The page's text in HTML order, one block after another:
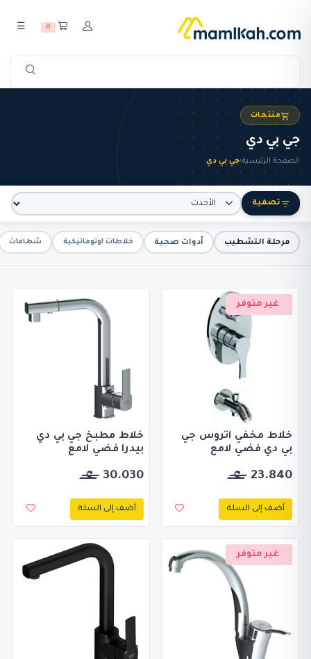
0
☰
منتجات
جي بي دي
الصفحة الرئيسية›جي بي دي
تصفية
مرحلة التشطيب أدوات صحية خلاطات اوتوماتيكية شطافات
غير متوفر
خلاط مخفي اتروس جي
بي دي فضي لامع
23.840
أضف إلى السلة
خلاط مطبخ جي بي دي
بيدرا فضي لامع
30.030
أضف إلى السلة
غير متوفر